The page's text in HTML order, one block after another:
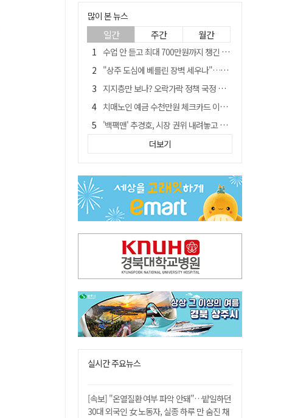
많이 본 뉴스
일간 주간 월간
수업 안 듣고 최대 700만원까지 챙긴 포항 A대학 '유령 선수' 등 무더기 송치
"상주 도심에 베를린 장벽 세우나"…중부내륙 KTX 흙둑 쌓기계획에 시민들 반발
지지층만 보나? 오락가락 정책 국정 불안…野 "오합지졸"
치매노인 예금 수천만원 체크카드 이용해 빼돌린 70대 간병인, 집행유예
'백팩맨' 추경호, 시장 권위 내려놓고 시민 속 '현장 행보' 눈길
李대통령 "앞으로 광주특별시" 한마디에…'전남 빠진 약칭' 논란 재점화
지역에 기여는 없이 15조원 경북도 금고 눈독 들이는 대형銀
경북 칠곡시니어클럽 커피앤솝 사업단…자개소품 만들기 문화체험 운영
대구 출신 파이터 최두호, 8년 만에 UFC 재진입 도전
더보기
실시간 주요뉴스
[속보] "온열질환 여부 파악 안돼"…밭일하던
30대 외국인 女 노동자, 실종 하루 만 숨진 채